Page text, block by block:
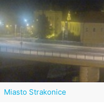
Miasto Strakonice